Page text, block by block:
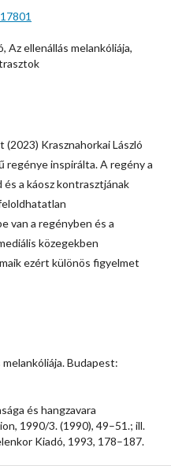
Az ellenállás melankóliája,
(2023) Krasznahorkai László
regénye inspirálta. A regény a
és a káosz kontrasztjának
van a regényben és a
közegekben
ezért különös figyelmet
Budapest:
és hangzavara
1990/3. (1990), 49–51.; ill.
Kiadó, 1993, 178–187.